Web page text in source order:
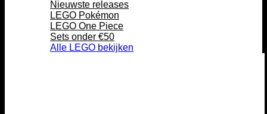
Nieuwste releases
LEGO Pokémon
LEGO One Piece
Sets onder €50
Alle LEGO bekijken